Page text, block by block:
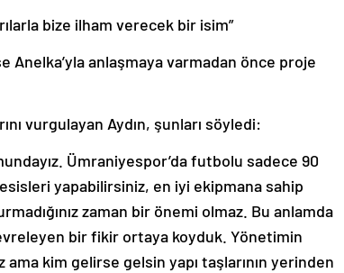
bize ilham verecek bir isim”
Anelka’yla anlaşmaya varmadan önce proje
vurgulayan Aydın, şunları söyledi:
Ümraniyespor’da futbolu sadece 90
yapabilirsiniz, en iyi ekipmana sahip
zaman bir önemi olmaz. Bu anlamda
bir fikir ortaya koyduk. Yönetimin
kim gelirse gelsin yapı taşlarının yerinden